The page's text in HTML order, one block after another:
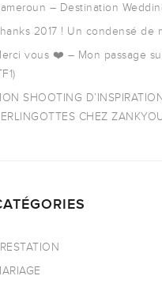
– Destination
2017 ! Un condensé de
vous ❤️ – Mon passage
SHOOTING
CHEZ